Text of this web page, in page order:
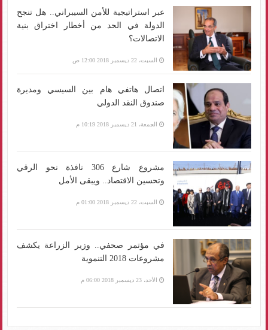
عبر استراتيجية للأمن السيبراني.. هل تنجح
الدولة في الحد من أخطار اختراق بنية
الاتصالات؟
السبت، 22 ديسمبر 2018 12:00 ص
اتصال هاتفي هام بين السيسي ومديرة
صندوق النقد الدولي
الجمعة، 21 ديسمبر 2018 10:19 م
مشروع شارع 306 نافذة نحو الرقي
وتحسين الاقتصاد.. ويبقى الأمل
السبت، 22 ديسمبر 2018 01:00 م
في مؤتمر صحفي.. وزير الزراعة يكشف
مشروعات 2018 التنموية
الأحد، 23 ديسمبر 2018 06:00 م